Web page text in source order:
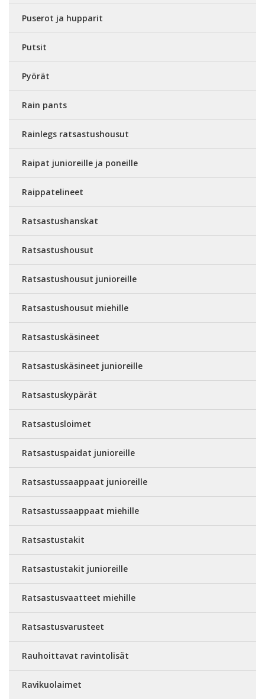
Puserot ja hupparit
Putsit
Pyörät
Rain pants
Rainlegs ratsastushousut
Raipat junioreille ja poneille
Raippatelineet
Ratsastushanskat
Ratsastushousut
Ratsastushousut junioreille
Ratsastushousut miehille
Ratsastuskäsineet
Ratsastuskäsineet junioreille
Ratsastuskypärät
Ratsastusloimet
Ratsastuspaidat junioreille
Ratsastussaappaat junioreille
Ratsastussaappaat miehille
Ratsastustakit
Ratsastustakit junioreille
Ratsastusvaatteet miehille
Ratsastusvarusteet
Rauhoittavat ravintolisät
Ravikuolaimet